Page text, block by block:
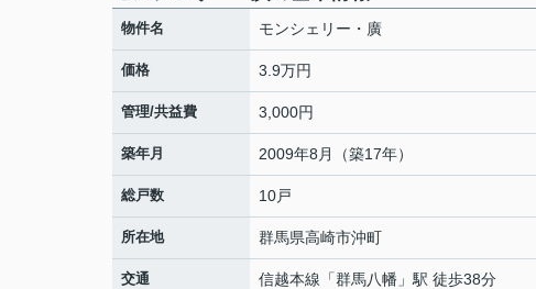
物件名 モンシェリー・廣
価格 3.9万円
管理/共益費 3,000円
築年月 2009年8月（築17年）
総戸数 10戸
所在地 群馬県高崎市沖町
交通 信越本線 「群馬八幡 」駅 徒歩38分